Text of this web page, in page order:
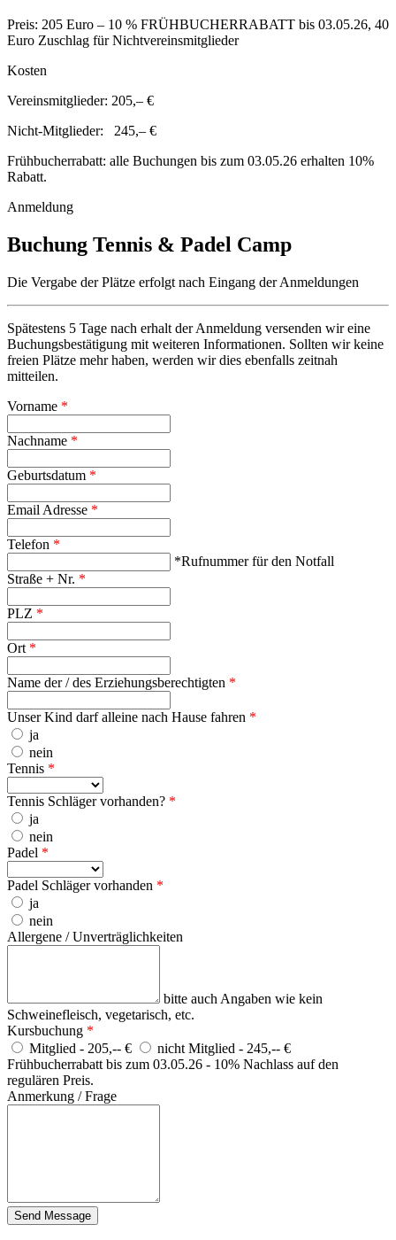
Preis: 205 Euro – 10 % FRÜHBUCHERRABATT bis 03.05.26, 40
Euro Zuschlag für Nichtvereinsmitglieder
Kosten
Vereinsmitglieder: 205,– €
Nicht-Mitglieder: 245,– €
Frühbucherrabatt: alle Buchungen bis zum 03.05.26 erhalten 10%
Rabatt.
Anmeldung
Buchung Tennis & Padel Camp
Die Vergabe der Plätze erfolgt nach Eingang der Anmeldungen
Spätestens 5 Tage nach erhalt der Anmeldung versenden wir eine
Buchungsbestätigung mit weiteren Informationen. Sollten wir keine
freien Plätze mehr haben, werden wir dies ebenfalls zeitnah
mitteilen.
Vorname *
Nachname *
Geburtsdatum *
Email Adresse *
Telefon *
*Rufnummer für den Notfall
Straße + Nr. *
PLZ *
Ort *
Name der / des Erziehungsberechtigten *
Unser Kind darf alleine nach Hause fahren *
ja
nein
Tennis *
Tennis Schläger vorhanden? *
ja
nein
Padel *
Padel Schläger vorhanden *
ja
nein
Allergene / Unverträglichkeiten
bitte auch Angaben wie kein
Schweinefleisch, vegetarisch, etc.
Kursbuchung *
Mitglied - 205,-- €
nicht Mitglied - 245,-- €
Frühbucherrabatt bis zum 03.05.26 - 10% Nachlass auf den
regulären Preis.
Anmerkung / Frage